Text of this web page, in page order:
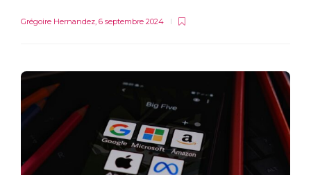
Grégoire Hernandez 6 septembre 2024